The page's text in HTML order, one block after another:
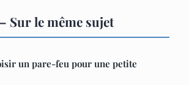
Sur le même sujet
un pare-feu pour une petite